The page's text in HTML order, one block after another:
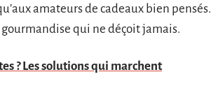
amateurs de cadeaux bien pensés.
qui ne déçoit jamais.
? Les solutions qui marchent